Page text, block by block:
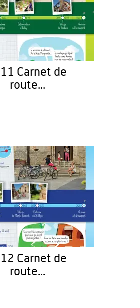
Carnet de
route...
Carnet de
route...